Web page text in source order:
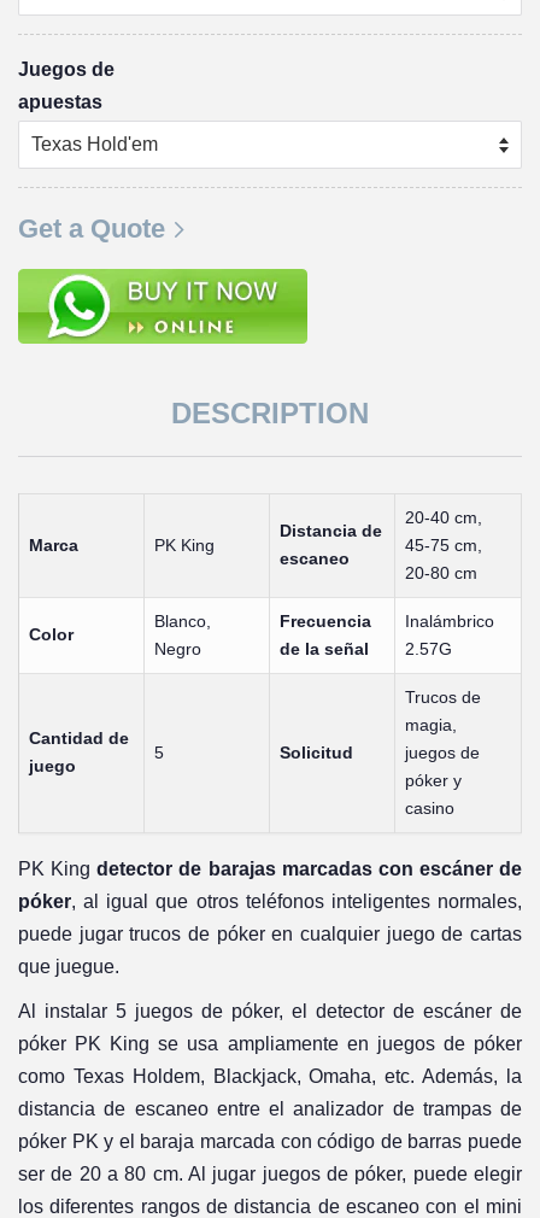
Juegos de
apuestas
Get a Quote
DESCRIPTION
Marca PK King
Distancia de
escaneo
20-40 cm,
45-75 cm,
20-80 cm
Color
Blanco,
Negro
Frecuencia
de la señal
Inalámbrico
2.57G
Cantidad de
juego
5 Solicitud
Trucos de
magia,
juegos de
póker y
casino
PK Kingdetector de barajas marcadas con escáner de
póker, al igual que otros teléfonos inteligentes normales,
puede jugar trucos de póker en cualquier juego de cartas
que juegue.
Al instalar 5 juegos de póker, el detector de escáner de
póker PK King se usa ampliamente en juegos de póker
como Texas Holdem, Blackjack, Omaha, etc. Además, la
distancia de escaneo entre el analizador de trampas de
póker PK y el baraja marcada con código de barras puede
ser de 20 a 80 cm. Al jugar juegos de póker, puede elegir
los diferentes rangos de distancia de escaneo con el mini